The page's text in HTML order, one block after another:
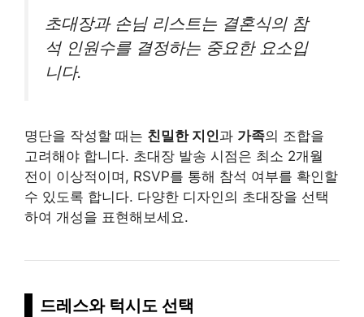
초대장과 손님 리스트는 결혼식의 참
석 인원수를 결정하는 중요한 요소입
니다.
명단을 작성할 때는 친밀한 지인과 가족의 조합을
고려해야 합니다. 초대장 발송 시점은 최소 2개월
전이 이상적이며, RSVP를 통해 참석 여부를 확인할
수 있도록 합니다. 다양한 디자인의 초대장을 선택
하여 개성을 표현해보세요.
드레스와 턱시도 선택